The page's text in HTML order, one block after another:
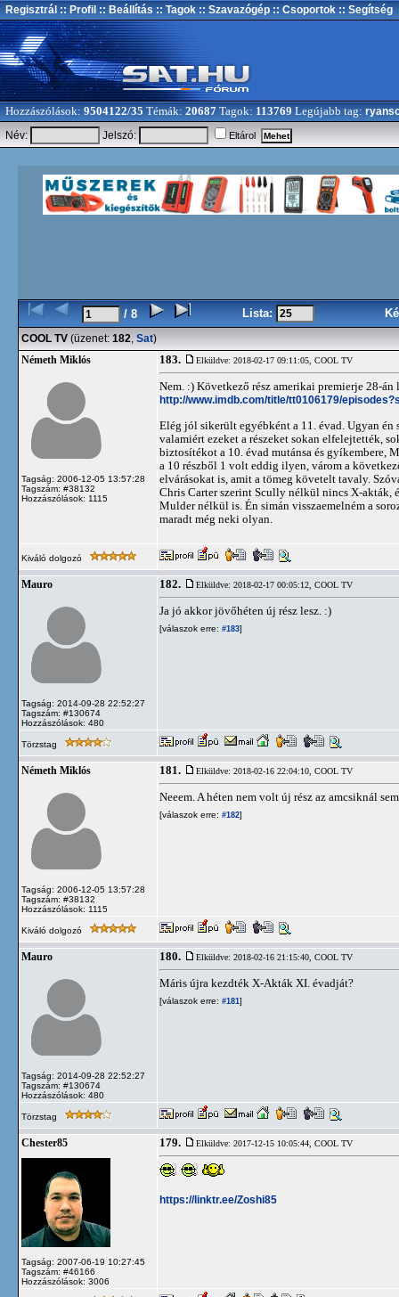
Regisztrál :: Profil :: Beállítás :: Tagok :: Szavazógép :: Csoportok :: Segítség
Hozzászólások: 9504122/35 Témák: 20687 Tagok: 113769 Legújabb tag:
Név:
Jelszó: Eltárol
/ 8 Lista:
COOL TV (üzenet: 182, Sat)
Németh Miklós
Tagság: 2006-12-05 13:57:28
Tagszám: #38132
Hozzászólások: 1115
183. Elküldve: 2018-02-17 09:11:05, COOL TV
Nem. :) Következő rész amerikai premierje 28-án
http://www.imdb.com/title/tt0106179/
Elég jól sikerült egyébként a 11. évad. Ugyan én
valamiért ezeket a részeket sokan elfelejtették,
biztosítékot a 10. évad mutánsa és gyíkembere,
a 10 részből 1 volt eddig ilyen, várom a
elvárásokat is, amit a tömeg követelt tavaly.
Chris Carter szerint Scully nélkül nincs X-akták,
Mulder nélkül is. Én simán visszaemelném a
maradt még neki olyan.
Kiváló dolgozó
Mauro
Tagság: 2014-09-28 22:52:27
Tagszám: #130674
Hozzászólások: 480
182. Elküldve: 2018-02-17 00:05:12, COOL TV
Ja jó akkor jövőhéten új rész lesz. :)
[válaszok erre: #183]
Törzstag
Németh Miklós
Tagság: 2006-12-05 13:57:28
Tagszám: #38132
Hozzászólások: 1115
181. Elküldve: 2018-02-16 22:04:10, COOL TV
Neeem. A héten nem volt új rész az amcsiknál
[válaszok erre: #182]
Kiváló dolgozó
Mauro
Tagság: 2014-09-28 22:52:27
Tagszám: #130674
Hozzászólások: 480
180. Elküldve: 2018-02-16 21:15:40, COOL TV
Máris újra kezdték X-Akták XI. évadját?
[válaszok erre: #181]
Törzstag
Chester85
Tagság: 2007-06-19 10:27:45
Tagszám: #46166
Hozzászólások: 3006
179. Elküldve: 2017-12-15 10:05:44, COOL TV
https://linktr.ee/Zoshi85